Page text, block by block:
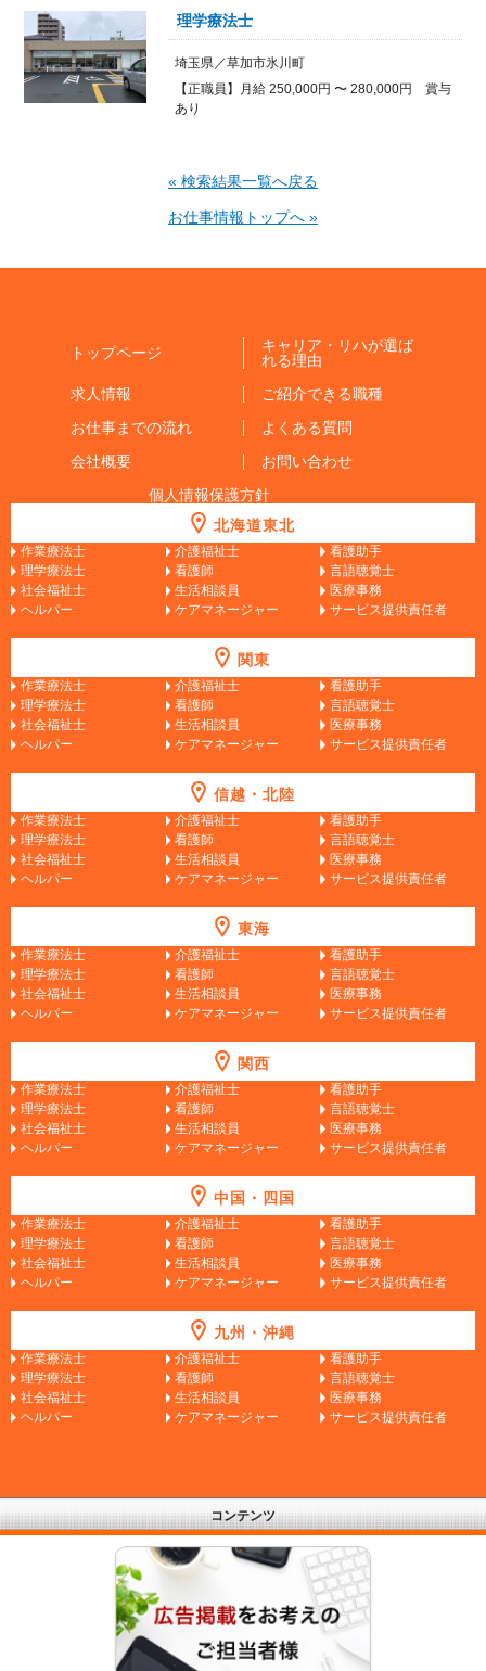
理学療法士
埼玉県／草加市氷川町
【正職員】月給 250,000円 〜 280,000円 賞与
あり
« 検索結果一覧へ戻る
お仕事情報トップへ »
トップページ
キャリア・リハが選ば
れる理由
求人情報
ご紹介できる職種
お仕事までの流れ
よくある質問
会社概要
お問い合わせ
個人情報保護方針
北海道東北
作業療法士 介護福祉士
看護助手
理学療法士
看護師
言語聴覚士
社会福祉士
生活相談員
医療事務
ヘルパー
ケアマネージャー サービス提供責任者
関東
作業療法士 介護福祉士
看護助手
理学療法士
看護師
言語聴覚士
社会福祉士
生活相談員
医療事務
ヘルパー
ケアマネージャー サービス提供責任者
信越・北陸
作業療法士 介護福祉士
看護助手
理学療法士
看護師
言語聴覚士
社会福祉士
生活相談員
医療事務
ヘルパー
ケアマネージャー サービス提供責任者
東海
作業療法士 介護福祉士
看護助手
理学療法士
看護師
言語聴覚士
社会福祉士
生活相談員
医療事務
ヘルパー
ケアマネージャー サービス提供責任者
関西
作業療法士 介護福祉士
看護助手
理学療法士
看護師
言語聴覚士
社会福祉士
生活相談員
医療事務
ヘルパー
ケアマネージャー サービス提供責任者
中国・四国
作業療法士 介護福祉士
看護助手
理学療法士
看護師
言語聴覚士
社会福祉士
生活相談員
医療事務
ヘルパー
ケアマネージャー サービス提供責任者
九州・沖縄
作業療法士 介護福祉士
看護助手
理学療法士
看護師
言語聴覚士
社会福祉士
生活相談員
医療事務
ヘルパー
ケアマネージャー サービス提供責任者
コンテンツ